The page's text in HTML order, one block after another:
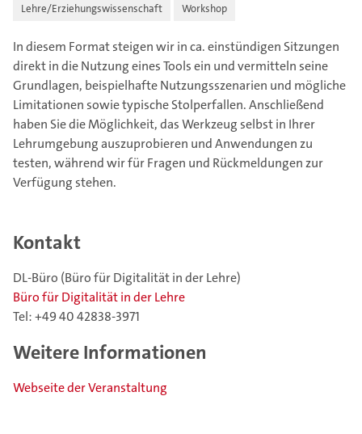
Lehre/Erziehungswissenschaft Workshop
In diesem Format steigen wir in ca. einstündigen Sitzungen
direkt in die Nutzung eines Tools ein und vermitteln seine
Grundlagen, beispielhafte Nutzungsszenarien und mögliche
Limitationen sowie typische Stolperfallen. Anschließend
haben Sie die Möglichkeit, das Werkzeug selbst in Ihrer
Lehrumgebung auszuprobieren und Anwendungen zu
testen, während wir für Fragen und Rückmeldungen zur
Verfügung stehen.
Kontakt
DL-Büro (Büro für Digitalität in der Lehre)
Büro für Digitalität in der Lehre
Tel: +49 40 42838-3971
Weitere Informationen
Webseite der Veranstaltung